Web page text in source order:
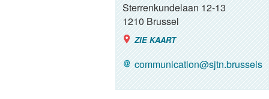
Sterrenkundelaan 12-13
1210Brussel
ZIE KAART
communication@sjtn.brussels